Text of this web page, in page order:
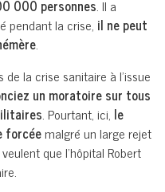
000 personnes. Il a
pendant la crise, il ne peut
.
la crise sanitaire à l’issue
un moratoire sur tous
. Pourtant, ici, le
forcéemalgré un large rejet
que l’hôpital Robert